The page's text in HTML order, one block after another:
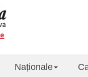
Naționale